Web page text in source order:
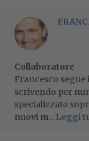
Collaboratore
Francesco segue
scrivendo per
specializzato
nuovi m... Leggi